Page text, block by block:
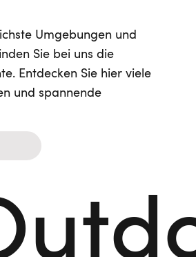
Umgebungen und
Sie bei uns die
Entdecken Sie hier viele
und spannende